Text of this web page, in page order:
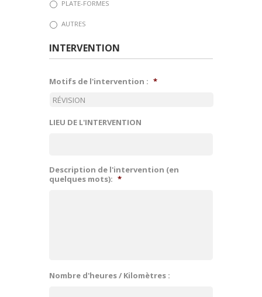
PLATE-FORMES
AUTRES
INTERVENTION
Motifs de l'intervention : *
LIEU DE L'INTERVENTION
Description de l'intervention (en
quelques mots): *
Nombre d'heures / Kilomètres :